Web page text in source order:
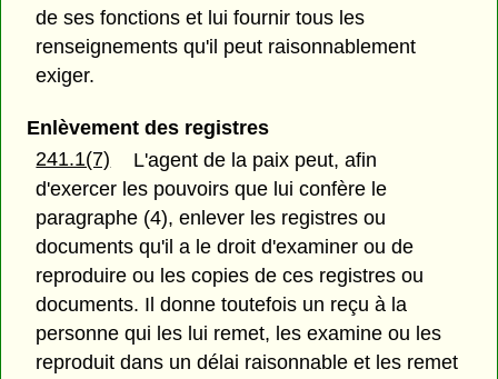
de ses fonctions et lui fournir tous les
renseignements qu'il peut raisonnablement
exiger.
Enlèvement des registres
241.1(7)
L'agent de la paix peut, afin
d'exercer les pouvoirs que lui confère le
paragraphe (4), enlever les registres ou
documents qu'il a le droit d'examiner ou de
reproduire ou les copies de ces registres ou
documents. Il donne toutefois un reçu à la
personne qui les lui remet, les examine ou les
reproduit dans un délai raisonnable et les remet